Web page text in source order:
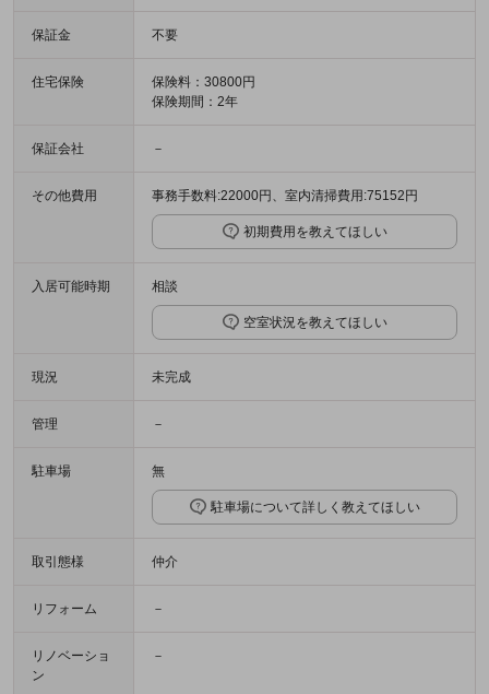
保証金 不要
住宅保険
保険料：30800円
保険期間：2年
保証会社 －
その他費用 事務手数料:22000円、室内清掃費用:75152円
初期費用を教えてほしい
入居可能時期 相談
空室状況を教えてほしい
現況 未完成
管理 －
駐車場 無
駐車場について詳しく教えてほしい
取引態様 仲介
リフォーム －
リノベーショ
ン
－